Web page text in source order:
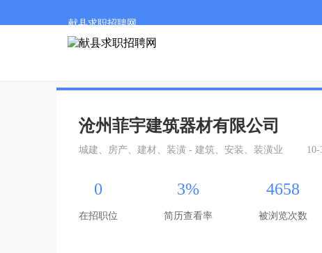
献县求职招聘网
沧州菲宇建筑器材有限公司
城建、房产、建材、装潢 - 建筑、安装、装潢业 10-
0
在招职位
3%
简历查看率
4658
被浏览次数